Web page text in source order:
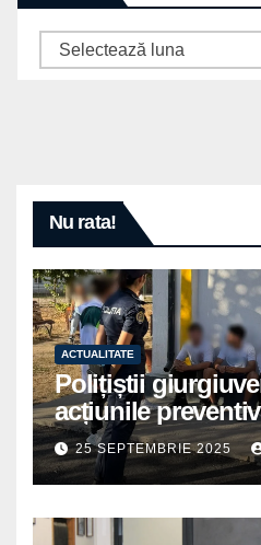
Arhive
Nu rata!
ACTUALITATE
Polițiștii
acțiunile
25 SEPTEMBRIE 2025